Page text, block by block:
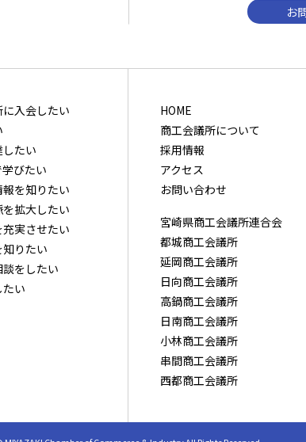
お
⼊会したい
たい
びたい
を知りたい
拡⼤したい
実させたい
りたい
をしたい
い
HOME
商工会議所について
採用情報
アクセス
お問い合わせ
宮崎県商工会議所連合会
都城商工会議所
延岡商工会議所
日向商工会議所
高鍋商工会議所
日南商工会議所
小林商工会議所
串間商工会議所
西都商工会議所